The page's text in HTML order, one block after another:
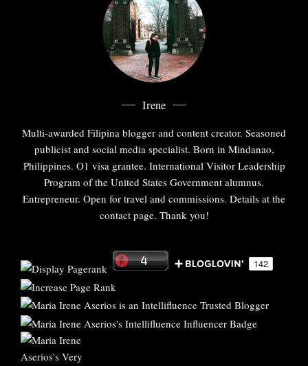
Irene
Multi-awarded Filipina blogger and content creator. Seasoned
publicist and social media specialist. Born in Mindanao,
Philippines. O1 visa grantee. International Visitor Leadership
Program of the United States Government alumnus.
Entrepreneur. Open for travel and commissions. Details at the
contact page. Thank you!